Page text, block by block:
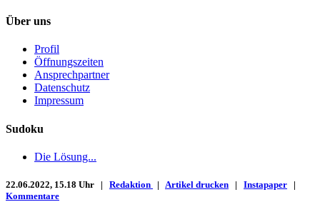
Über uns
Profil
Öffnungszeiten
Ansprechpartner
Datenschutz
Impressum
Sudoku
Die Lösung...
22.06.2022, 15.18 Uhr | Redaktion | Artikel drucken | Instapaper |
Kommentare